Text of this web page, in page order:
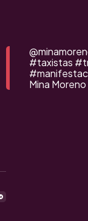
#taxistas
Mina Moreno